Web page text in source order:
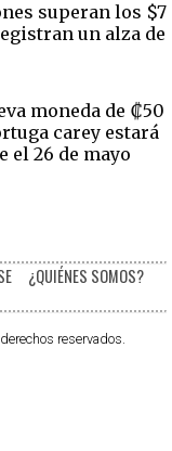
superan los $7
un alza de
moneda de ₡50
carey estará
el 26 de mayo
¿QUIÉNES SOMOS?
reservados.